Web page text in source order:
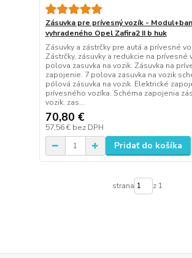
Zásuvka pre prívesný vozík -
vyhradeného Opel Zafira2 II b huk
Zásuvky a zástrčky pre autá a prívesné
Zástrčky, zásuvky a redukcie na prívesné
polova zasuvka na vozik. Zásuvka na
zapojenie. 7 polova zasuvka na vozik
pólová zásuvka na vozik. Elektrické
prívesného vozíka. Schéma zapojenia
vozik. zas...
70,80 €
57,56 € bez DPH
Pridať do košíka
strana z 1